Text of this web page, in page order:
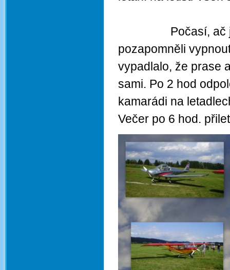
Počasí, ač jsme
pozapomněli
vypadlalo, že prase
sami. Po 2 hod
kamarádi na
Večer po 6 hod.